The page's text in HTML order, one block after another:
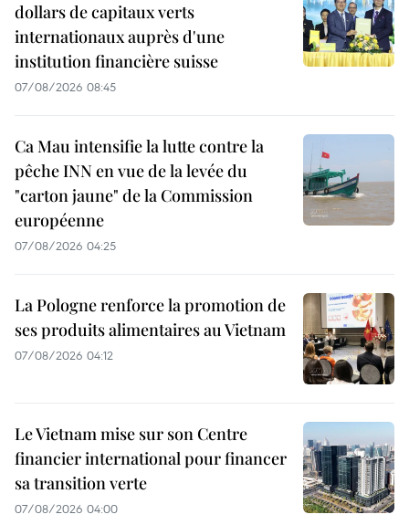
dollars de capitaux verts
internationaux auprès d'une
institution financière suisse
07/08/2026 08:45
Ca Mau intensifie la lutte contre la
pêche INN en vue de la levée du
"carton jaune" de la Commission
européenne
07/08/2026 04:25
La Pologne renforce la promotion de
ses produits alimentaires au Vietnam
07/08/2026 04:12
Le Vietnam mise sur son Centre
financier international pour financer
sa transition verte
07/08/2026 04:00